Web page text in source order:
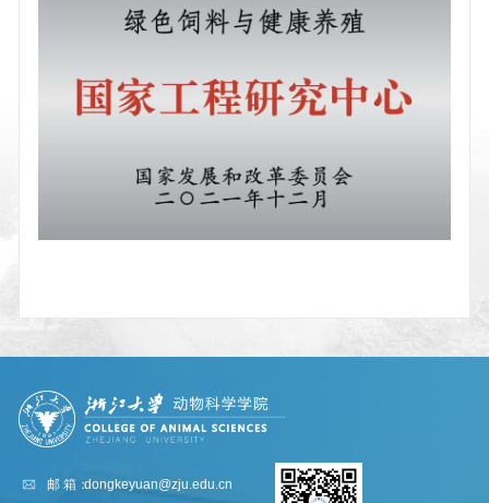
邮 箱：dongkeyuan@zju.edu.cn